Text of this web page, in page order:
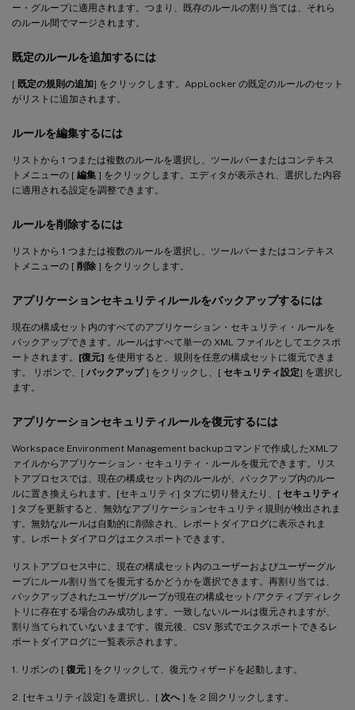
ー・グループに適用されます。つまり、既存のルールの割り当ては、それら
のルール間でマージされます。
既定のルールを追加するには
[ 既定の規則の追加] をクリックします。AppLocker の既定のルールのセット
がリストに追加されます。
ルールを編集するには
リストから 1 つまたは複数のルールを選択し、ツールバーまたはコンテキス
トメニューの [ 編集 ] をクリックします。エディタが表示され、選択した内容
に適用される設定を調整できます。
ルールを削除するには
リストから 1 つまたは複数のルールを選択し、ツールバーまたはコンテキス
トメニューの [ 削除 ] をクリックします。
アプリケーションセキュリティルールをバックアップするには
現在の構成セット内のすべてのアプリケーション・セキュリティ・ルールを
バックアップできます。ルールはすべて単一の XML ファイルとしてエクスポ
ートされます。 [復元] を使用すると、規則を任意の構成セットに復元できま
す。 リボンで、[ バックアップ] をクリックし、[ セキュリティ設定] を選択し
ます。
アプリケーションセキュリティルールを復元するには
Workspace Environment Management backupコマンドで作成したXMLフ
ァイルからアプリケーション・セキュリティ・ルールを復元できます。リス
トアプロセスでは、現在の構成セット内のルールが、バックアップ内のルー
ルに置き換えられます。[セキュリティ] タブに切り替えたり、[ セキュリティ
] タブを更新すると、無効なアプリケーションセキュリティ規則が検出されま
す。無効なルールは自動的に削除され、レポートダイアログに表示されま
す。レポートダイアログはエクスポートできます。
リストアプロセス中に、現在の構成セット内のユーザーおよびユーザーグル
ープにルール割り当てを復元するかどうかを選択できます。再割り当ては、
バックアップされたユーザ/グループが現在の構成セット/アクティブディレク
トリに存在する場合のみ成功します。一致しないルールは復元されますが、
割り当てられていないままです。復元後、CSV 形式でエクスポートできるレ
ポートダイアログに一覧表示されます。
1. リボンの [ 復元 ] をクリックして、復元ウィザードを起動します。
2. [セキュリティ設定] を選択し、[ 次へ ] を 2 回クリックします。